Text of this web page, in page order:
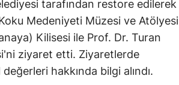
tarafından restore edilerek
Medeniyeti Müzesi ve Atölyesi
Kilisesi ile Prof. Dr. Turan
ziyaret etti. Ziyaretlerde
hakkında bilgi alındı.